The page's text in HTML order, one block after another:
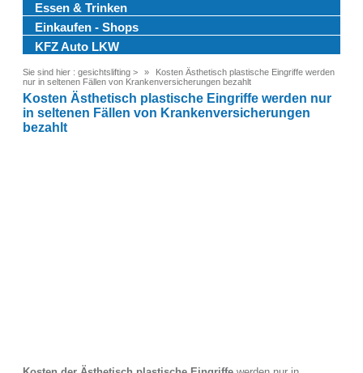
Essen & Trinken
Einkaufen - Shops
KFZ Auto LKW
Sie sind hier : gesichtslifting >
Kosten Ästhetisch plastische Eingriffe werden
nur in seltenen Fällen von Krankenversicherungen bezahlt
Kosten Ästhetisch plastische Eingriffe werden nur
in seltenen Fällen von Krankenversicherungen
bezahlt